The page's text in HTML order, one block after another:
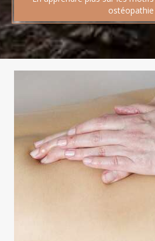
ostéopathie